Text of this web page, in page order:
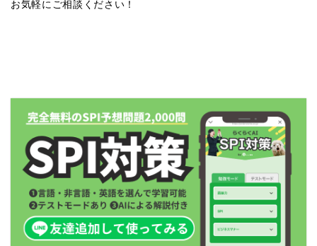
お気軽にご相談ください！